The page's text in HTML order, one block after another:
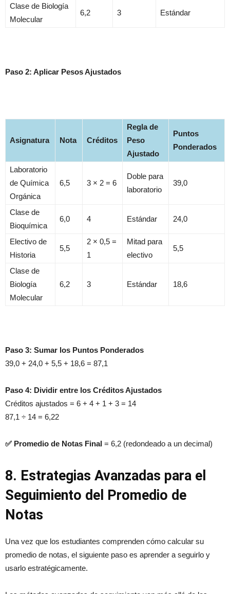
Clase de Biología
Molecular
6,2 3 Estándar
Paso 2: Aplicar Pesos Ajustados
Asignatura Nota Créditos
Regla de
Peso
Ajustado
Puntos
Ponderados
Laboratorio
de Química
Orgánica
6,5 3 × 2 = 6
Doble para
laboratorio
39,0
Clase de
Bioquímica
6,0 4 Estándar 24,0
Electivo de
Historia
5,5
2 × 0,5 =
1
Mitad para
electivo
5,5
Clase de
Biología
Molecular
6,2 3 Estándar 18,6
Paso 3: Sumar los Puntos Ponderados
39,0 + 24,0 + 5,5 + 18,6 = 87,1
Paso 4: Dividir entre los Créditos Ajustados
Créditos ajustados = 6 + 4 + 1 + 3 = 14
87,1 ÷ 14 = 6,22
✅ Promedio de Notas Final = 6,2 (redondeado a un decimal)
8. Estrategias Avanzadas para el
Seguimiento del Promedio de
Notas
Una vez que los estudiantes comprenden cómo calcular su
promedio de notas, el siguiente paso es aprender a seguirlo y
usarlo estratégicamente.